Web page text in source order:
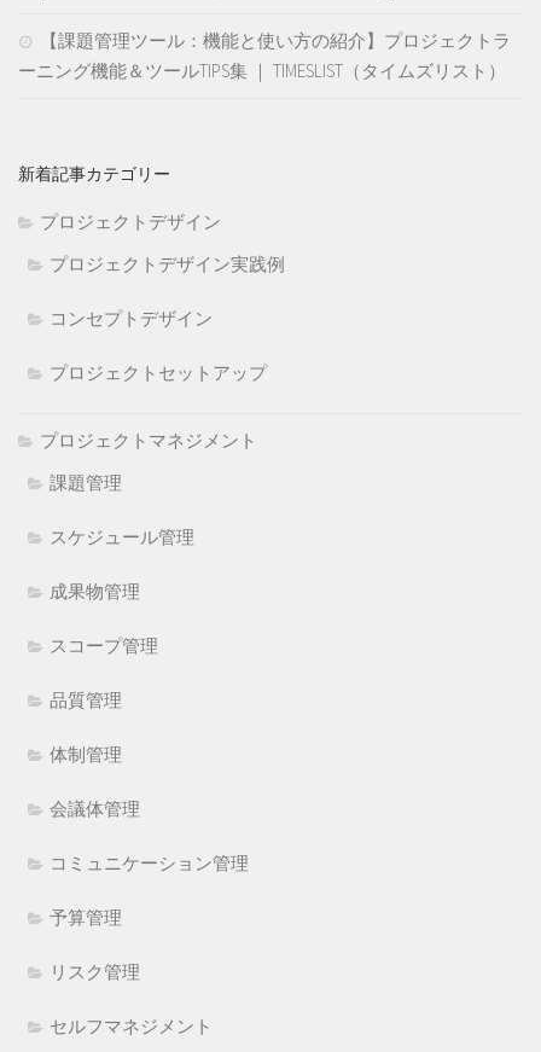
【課題管理ツール：機能と使い方の紹介】プロジェクトラ
ーニング機能＆ツールTIPS集 ｜ TIMESLIST（タイムズリスト）
新着記事カテゴリー
プロジェクトデザイン
プロジェクトデザイン実践例
コンセプトデザイン
プロジェクトセットアップ
プロジェクトマネジメント
課題管理
スケジュール管理
成果物管理
スコープ管理
品質管理
体制管理
会議体管理
コミュニケーション管理
予算管理
リスク管理
セルフマネジメント